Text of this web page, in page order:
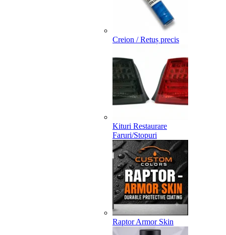
Creion / Retuș precis
Kituri Restaurare
Faruri/Stopuri
Raptor Armor Skin